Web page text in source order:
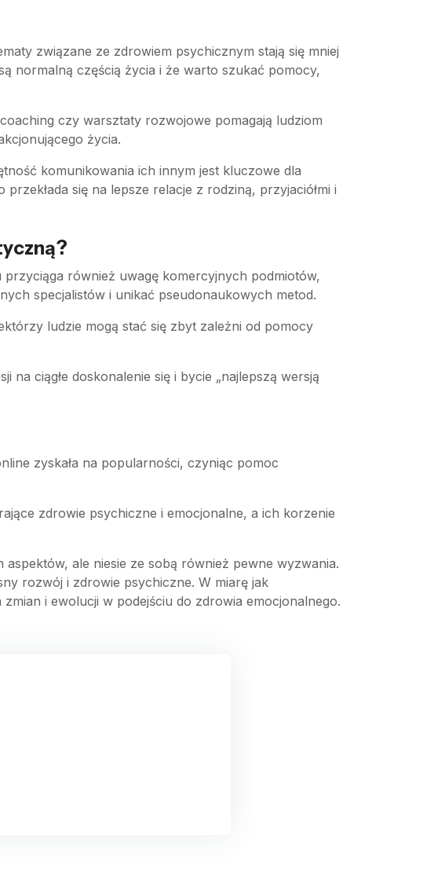
związane ze zdrowiem psychicznym stają się mniej
normalną częścią życia i że warto szukać pomocy,
czy warsztaty rozwojowe pomagają ludziom
życia.
komunikowania ich innym jest kluczowe dla
się na lepsze relacje z rodziną, przyjaciółmi i
również uwagę komercyjnych podmiotów,
specjalistów i unikać pseudonaukowych metod.
ludzie mogą stać się zbyt zależni od pomocy
ciągłe doskonalenie się i bycie „najlepszą wersją
zyskała na popularności, czyniąc pomoc
zdrowie psychiczne i emocjonalne, a ich korzenie
ale niesie ze sobą również pewne wyzwania.
rozwój i zdrowie psychiczne. W miarę jak
i ewolucji w podejściu do zdrowia emocjonalnego.